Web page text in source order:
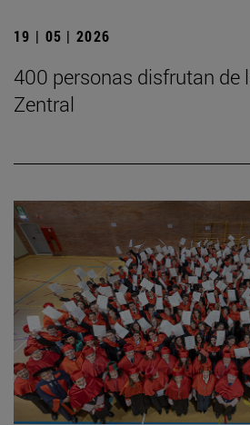
19 | 05 | 2026
400 personas disfrutan de
Zentral